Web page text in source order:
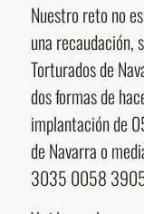
Nuestro reto no
una recaudación,
Torturados de
dos formas de
implantación de
de Navarra o
3035 0058